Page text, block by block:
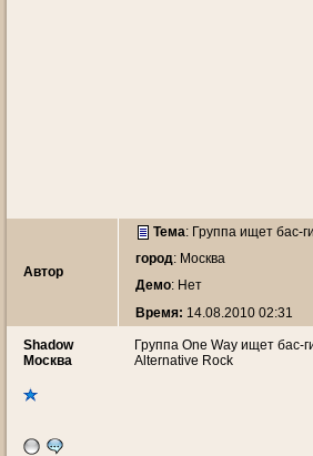
Автор
Тема: Группа ищет бас-
город: Москва
Демо: Нет
Время: 14.08.2010 02:31
Shadow
Москва
Группа One Way ищет бас-
Alternative Rock